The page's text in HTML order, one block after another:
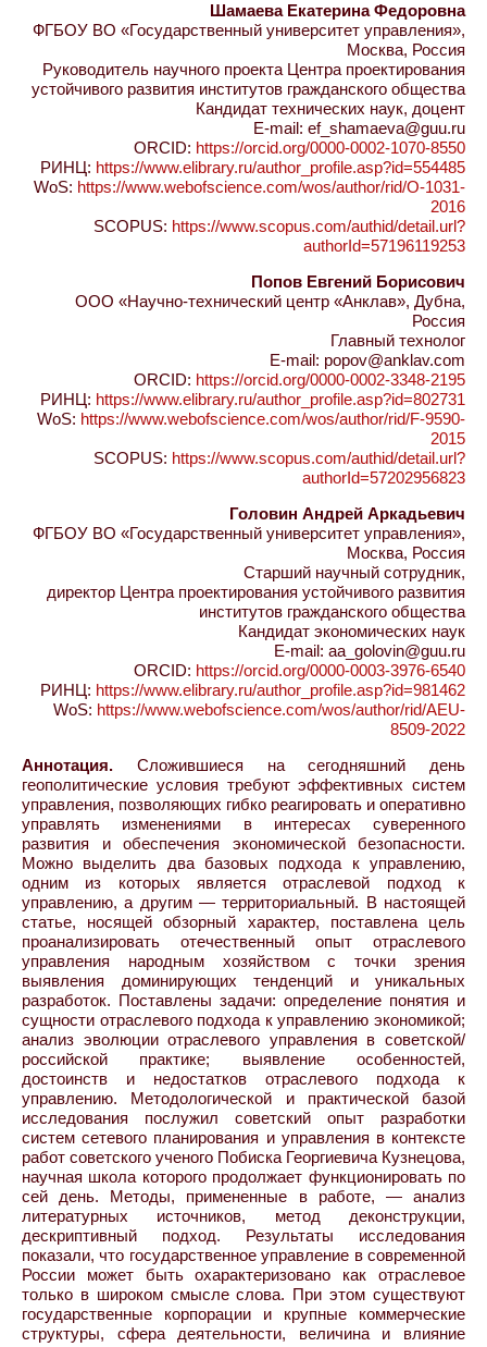
Шамаева Екатерина Федоровна
ФГБОУ ВО «Государственный университет управления»,
Москва, Россия
Руководитель научного проекта Центра проектирования
устойчивого развития институтов гражданского общества
Кандидат технических наук, доцент
E-mail: ef_shamaeva@guu.ru
ORCID: https://orcid.org/0000-0002-1070-8550
РИНЦ: https://www.elibrary.ru/author_profile.asp?id=554485
WoS: https://www.webofscience.com/wos/author/rid/O-1031-
2016
SCOPUS: https://www.scopus.com/authid/detail.url?
authorId=57196119253
Попов Евгений Борисович
ООО «Научно-технический центр «Анклав», Дубна,
Россия
Главный технолог
E-mail: popov@anklav.com
ORCID: https://orcid.org/0000-0002-3348-2195
РИНЦ: https://www.elibrary.ru/author_profile.asp?id=802731
WoS: https://www.webofscience.com/wos/author/rid/F-9590-
2015
SCOPUS: https://www.scopus.com/authid/detail.url?
authorId=57202956823
Головин Андрей Аркадьевич
ФГБОУ ВО «Государственный университет управления»,
Москва, Россия
Старший научный сотрудник,
директор Центра проектирования устойчивого развития
институтов гражданского общества
Кандидат экономических наук
E-mail: aa_golovin@guu.ru
ORCID: https://orcid.org/0000-0003-3976-6540
РИНЦ: https://www.elibrary.ru/author_profile.asp?id=981462
WoS: https://www.webofscience.com/wos/author/rid/AEU-
8509-2022
Аннотация. Сложившиеся на сегодняшний день
геополитические условия требуют эффективных систем
управления, позволяющих гибко реагировать и оперативно
управлять изменениями в интересах суверенного
развития и обеспечения экономической безопасности.
Можно выделить два базовых подхода к управлению,
одним из которых является отраслевой подход к
управлению, а другим — территориальный. В настоящей
статье, носящей обзорный характер, поставлена цель
проанализировать отечественный опыт отраслевого
управления народным хозяйством с точки зрения
выявления доминирующих тенденций и уникальных
разработок. Поставлены задачи: определение понятия и
сущности отраслевого подхода к управлению экономикой;
анализ эволюции отраслевого управления в советской/
российской практике; выявление особенностей,
достоинств и недостатков отраслевого подхода к
управлению. Методологической и практической базой
исследования послужил советский опыт разработки
систем сетевого планирования и управления в контексте
работ советского ученого Побиска Георгиевича Кузнецова,
научная школа которого продолжает функционировать по
сей день. Методы, примененные в работе, — анализ
литературных источников, метод деконструкции,
дескриптивный подход. Результаты исследования
показали, что государственное управление в современной
России может быть охарактеризовано как отраслевое
только в широком смысле слова. При этом существуют
государственные корпорации и крупные коммерческие
структуры, сфера деятельности, величина и влияние